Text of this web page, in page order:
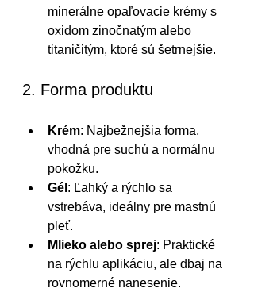
minerálne opaľovacie krémy s
oxidom zinočnatým alebo
titaničitým, ktoré sú šetrnejšie.
2. Forma produktu
Krém: Najbežnejšia forma,
vhodná pre suchú a normálnu
pokožku.
Gél : Ľahký a rýchlo sa
vstrebáva, ideálny pre mastnú
pleť.
Mlieko alebo sprej: Praktické
na rýchlu aplikáciu, ale dbaj na
rovnomerné nanesenie.